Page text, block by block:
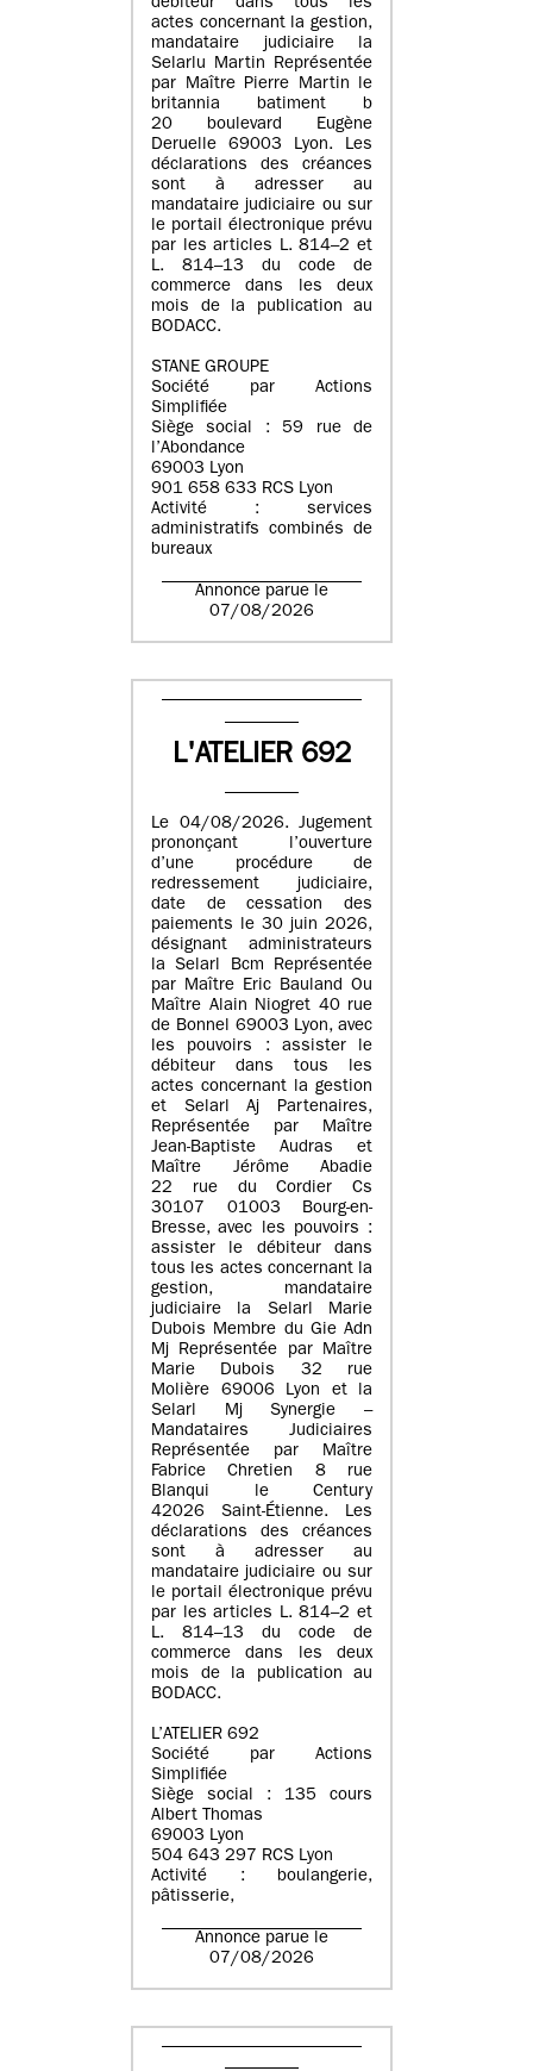
débiteur dans tous les
actes concernant la gestion,
mandataire judiciaire la
Selarlu Martin Représentée
par Maître Pierre Martin le
britannia batiment b
20 boulevard Eugène
Deruelle 69003 Lyon. Les
déclarations des créances
sont à adresser au
mandataire judiciaire ou sur
le portail électronique prévu
par les articles L. 814–2 et
L. 814–13 du code de
commerce dans les deux
mois de la publication au
BODACC.
STANE GROUPE
Société par Actions
Simplifiée
Siège social : 59 rue de
l’Abondance
69003 Lyon
901 658 633 RCS Lyon
Activité : services
administratifs combinés de
bureaux
Annonce parue le
07/08/2026
L'ATELIER 692
Le 04/08/2026. Jugement
prononçant l’ouverture
d’une procédure de
redressement judiciaire,
date de cessation des
paiements le 30 juin 2026,
désignant administrateurs
la Selarl Bcm Représentée
par Maître Eric Bauland Ou
Maître Alain Niogret 40 rue
de Bonnel 69003 Lyon, avec
les pouvoirs : assister le
débiteur dans tous les
actes concernant la gestion
et Selarl Aj Partenaires,
Représentée par Maître
Jean-Baptiste Audras et
Maître Jérôme Abadie
22 rue du Cordier Cs
30107 01003 Bourg-en-
Bresse, avec les pouvoirs :
assister le débiteur dans
tous les actes concernant la
gestion, mandataire
judiciaire la Selarl Marie
Dubois Membre du Gie Adn
Mj Représentée par Maître
Marie Dubois 32 rue
Molière 69006 Lyon et la
Selarl Mj Synergie –
Mandataires Judiciaires
Représentée par Maître
Fabrice Chretien 8 rue
Blanqui le Century
42026 Saint-Étienne. Les
déclarations des créances
sont à adresser au
mandataire judiciaire ou sur
le portail électronique prévu
par les articles L. 814–2 et
L. 814–13 du code de
commerce dans les deux
mois de la publication au
BODACC.
L’ATELIER 692
Société par Actions
Simplifiée
Siège social : 135 cours
Albert Thomas
69003 Lyon
504 643 297 RCS Lyon
Activité : boulangerie,
pâtisserie,
Annonce parue le
07/08/2026